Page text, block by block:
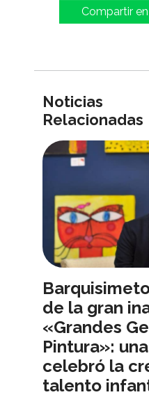
Compartir
Noticias
Relacionadas
de la gran
«Grandes
Pintura»:
celebró la
talento